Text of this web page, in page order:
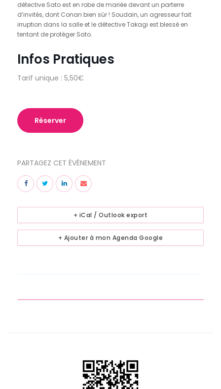
détective Sato est en robe de mariée devant un parterre
d’invités, dont Conan bien sûr ! Soudain, un agresseur fait
irruption dans la salle et le détective Takagi est blessé en
tentant de protéger Sato.
Infos Pratiques
Tarif unique : 5,50€
Réserver
PARTAGEZ CET ÉVÉNEMENT
+ Ajouter à mon Agenda Google
+ iCal / Outlook export